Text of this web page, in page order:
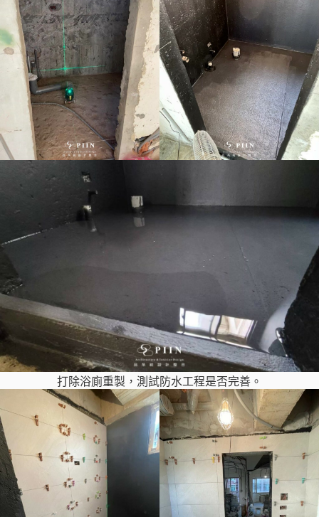
打除浴廁重製，測試防水工程是否完善。